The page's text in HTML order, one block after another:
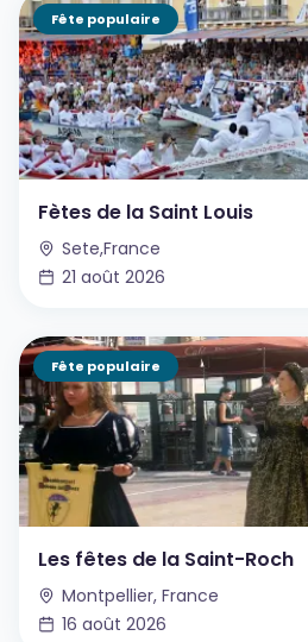
Fête populaire
Fètes de la Saint Louis
Sete,France
21 août 2026
Fête populaire
Les fêtes de la Saint-Roch
Montpellier, France
16 août 2026